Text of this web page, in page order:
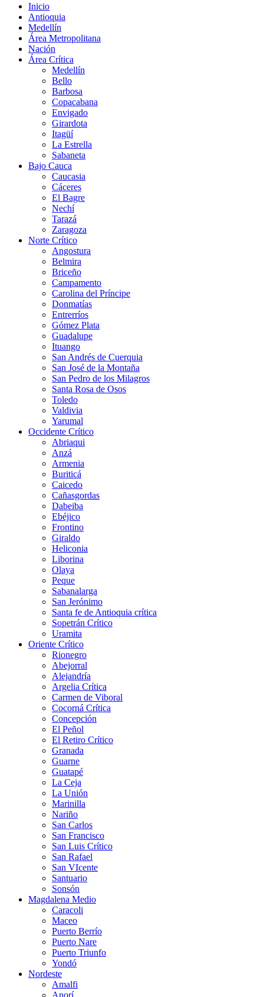
Inicio
Antioquia
Medellín
Área Metropolitana
Nación
Área Crítica
Medellín
Bello
Barbosa
Copacabana
Envigado
Girardota
Itagüí
La Estrella
Sabaneta
Bajo Cauca
Caucasia
Cáceres
El Bagre
Nechí
Tarazá
Zaragoza
Norte Crítico
Angostura
Belmira
Briceño
Campamento
Carolina del Príncipe
Donmatías
Entrerríos
Gómez Plata
Guadalupe
Ituango
San Andrés de Cuerquia
San José de la Montaña
San Pedro de los Milagros
Santa Rosa de Osos
Toledo
Valdivia
Yarumal
Occidente Crítico
Abriaqui
Anzá
Armenia
Buriticá
Caicedo
Cañasgordas
Dabeiba
Ebéjico
Frontino
Giraldo
Heliconia
Liborina
Olaya
Peque
Sabanalarga
San Jerónimo
Santa fe de Antioquia crítica
Sopetrán Crítico
Uramita
Oriente Crítico
Rionegro
Abejorral
Alejandría
Argelia Crítica
Carmen de Viboral
Cocorná Crítica
Concepción
El Peñol
El Retiro Crítico
Granada
Guarne
Guatapé
La Ceja
La Unión
Marinilla
Nariño
San Carlos
San Francisco
San Luis Crítico
San Rafael
San VIcente
Santuario
Sonsón
Magdalena Medio
Caracoli
Maceo
Puerto Berrío
Puerto Nare
Puerto Triunfo
Yondó
Nordeste
Amalfi
Anorí